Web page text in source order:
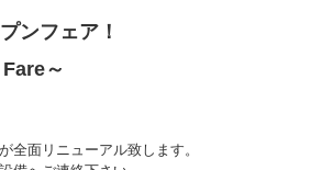
ンフェア！
～
全面リニューアル致します。